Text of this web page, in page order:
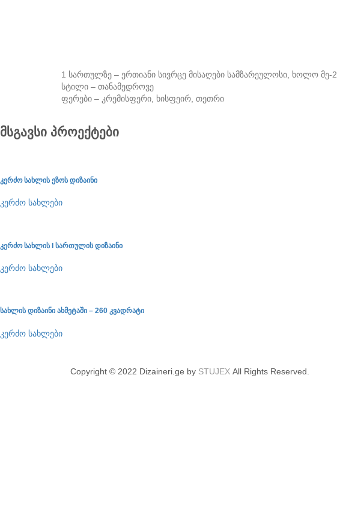
1 სართულზე – ერთიანი სივრცე მისაღები სამზარეულოსი, ხოლო
სტილი – თანამედროვე
ფერები – კრემისფერი, ხისფეირ, თეთრი
მსგავსი პროექტები
კერძო სახლის ეზოს დიზაინი
კერძო სახლები
კერძო სახლის I სართულის დიზაინი
კერძო სახლები
სახლის დიზაინი ახმეტაში – 260 კვადრატი
კერძო სახლები
Copyright © 2022 Dizaineri.ge by STUJEX All Rights Reserved.